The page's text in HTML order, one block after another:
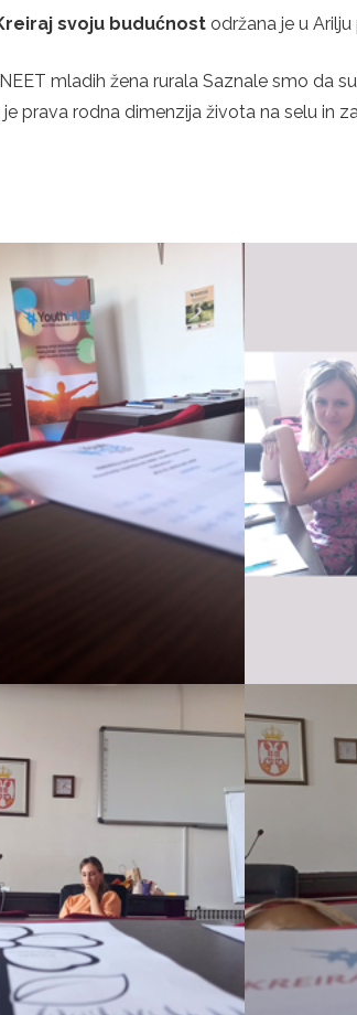
svoju budućnost održana je u
mladih žena rurala Saznale smo da
prava rodna dimenzija života na selu in